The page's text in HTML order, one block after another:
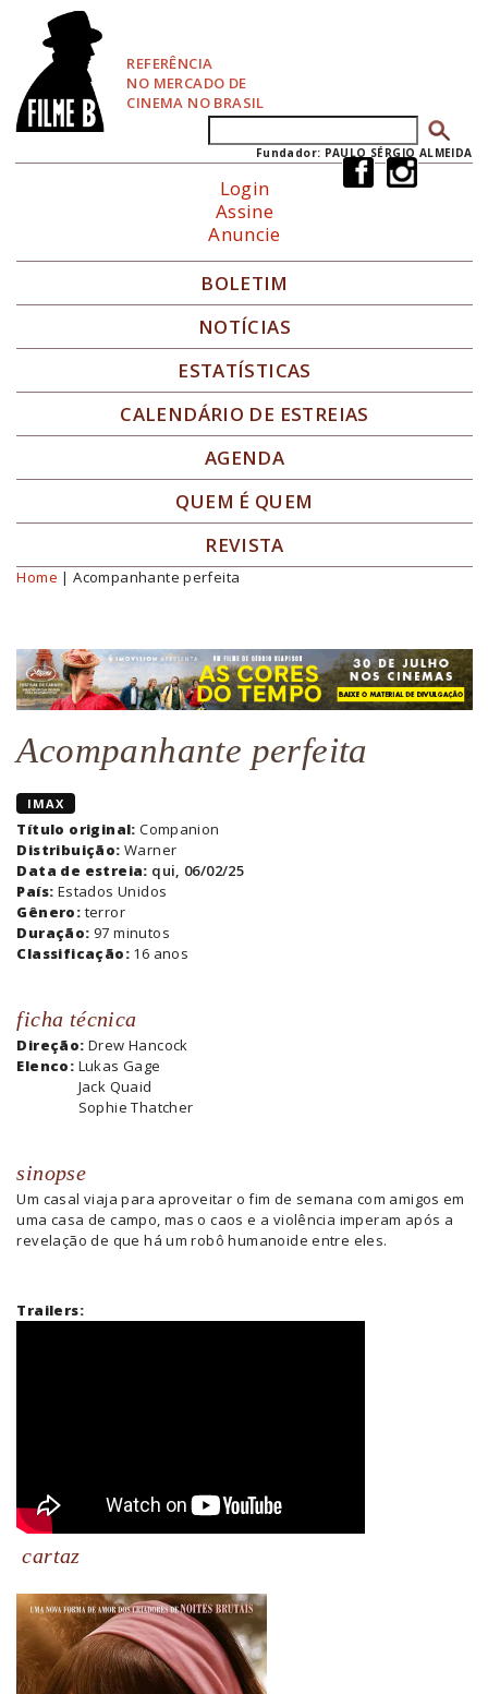
REFERÊNCIA
NO MERCADO DE
CINEMA NO BRASIL
Formulário de busca
Fundador: PAULO SÉRGIO ALMEIDA
Login
Assine
Anuncie
BOLETIM
NOTÍCIAS
ESTATÍSTICAS
CALENDÁRIO DE ESTREIAS
AGENDA
QUEM É QUEM
REVISTA
Você está aqui
Home | Acompanhante perfeita
Acompanhante perfeita
IMAX
Título original:Companion
Distribuição: Warner
Data de estreia: qui, 06/02/25
País: Estados Unidos
Gênero: terror
Duração: 97 minutos
Classificação: 16 anos
ficha técnica
Direção: Drew Hancock
Elenco: Lukas Gage
Jack Quaid
Sophie Thatcher
sinopse
Um casal viaja para aproveitar o fim de semana com amigos em
uma casa de campo, mas o caos e a violência imperam após a
revelação de que há um robô humanoide entre eles.
Trailers:
cartaz